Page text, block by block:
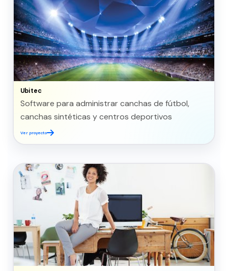
Ubitec
Software para administrar canchas de fútbol,
canchas sintéticas y centros deportivos
Ver proyecto